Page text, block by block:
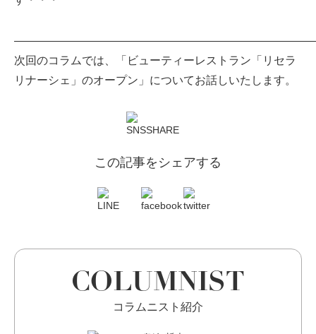
次回のコラムでは、「ビューティーレストラン「リセラ
リナーシェ」のオープン」についてお話しいたします。
この記事をシェアする
COLUMNIST
コラムニスト紹介